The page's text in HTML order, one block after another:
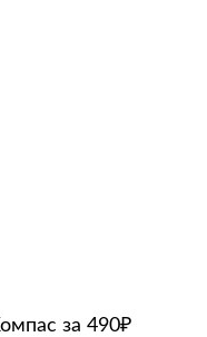
за 490₽